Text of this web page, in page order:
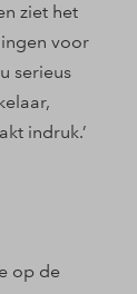
ziet het
voor
serieus
indruk.’
op de